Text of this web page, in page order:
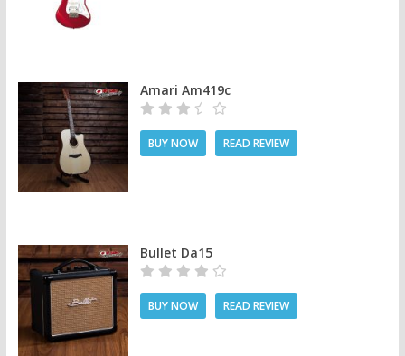
Amari Am419c
BUY NOW READ REVIEW
Bullet Da15
BUY NOW READ REVIEW